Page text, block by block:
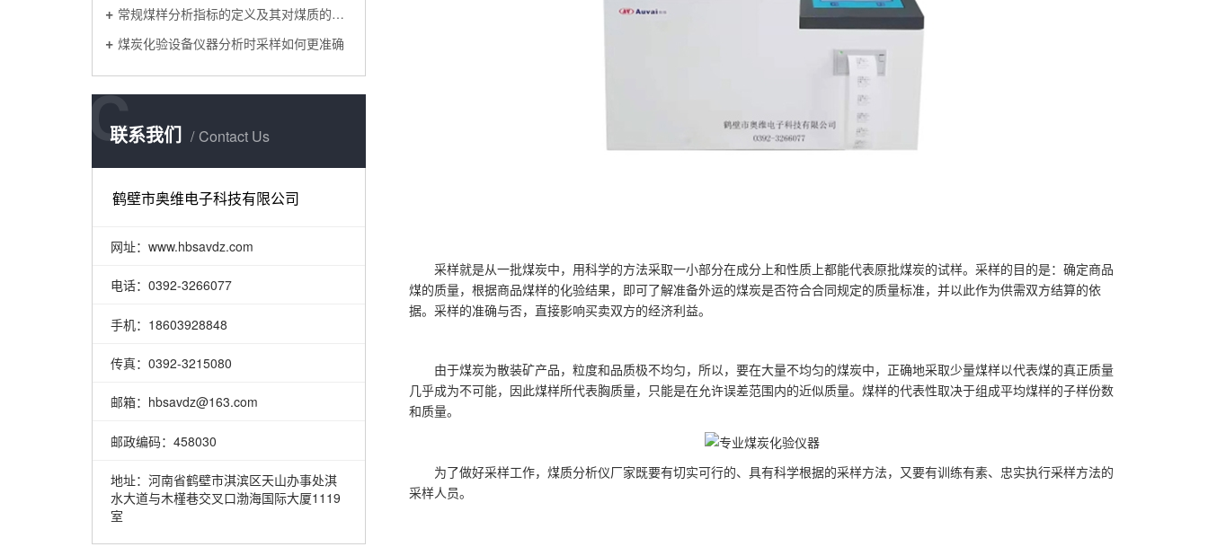
常规煤样分析指标的定义及其对煤质的影响
煤炭化验设备仪器分析时采样如何更准确
联系我们 Contact Us
C
鹤壁市奥维电子科技有限公司
网址：www.hbsavdz.com
电话：0392-3266077
手机：18603928848
传真：0392-3215080
邮箱：hbsavdz@163.com
邮政编码：458030
地址：河南省鹤壁市淇滨区天山办事处淇
水大道与木槿巷交叉口渤海国际大厦1119
室
采样就是从一批煤炭中，用科学的方法采取一小部分在成分上和性质上都能代表原批煤炭的试样。采样的目的是：确定商品
煤的质量，根据商品煤样的化验结果，即可了解准备外运的煤炭是否符合合同规定的质量标准，并以此作为供需双方结算的依
据。采样的准确与否，直接影响买卖双方的经济利益。
由于煤炭为散装矿产品，粒度和品质极不均匀，所以，要在大量不均匀的煤炭中，正确地采取少量煤样以代表煤的真正质量
几乎成为不可能，因此煤样所代表胸质量，只能是在允许误差范围内的近似质量。煤样的代表性取决于组成平均煤样的子样份数
和质量。
为了做好采样工作， 煤质分析仪厂家既要有切实可行的、具有科学根据的采样方法，又要有训练有素、忠实执行采样方法的
采样人员。